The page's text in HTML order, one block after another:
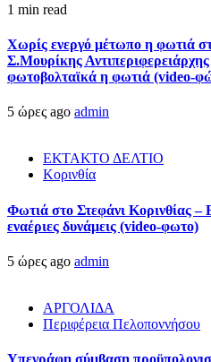
1 min read
Χωρίς ενεργό μέτωπο η φωτιά
Σ.Μουρίκης
φωτοβολταϊκά η φωτιά (video-
5 ώρες ago admin
ΕΚΤΑΚΤΟ ΔΕΛΤΙΟ
Κορινθία
Φωτιά στο Στεφάνι Κορινθίας –
εναέριες δυνάμεις (video-φωτο)
5 ώρες ago admin
ΑΡΓΟΛΙΔΑ
Περιφέρεια Πελοποννήσου